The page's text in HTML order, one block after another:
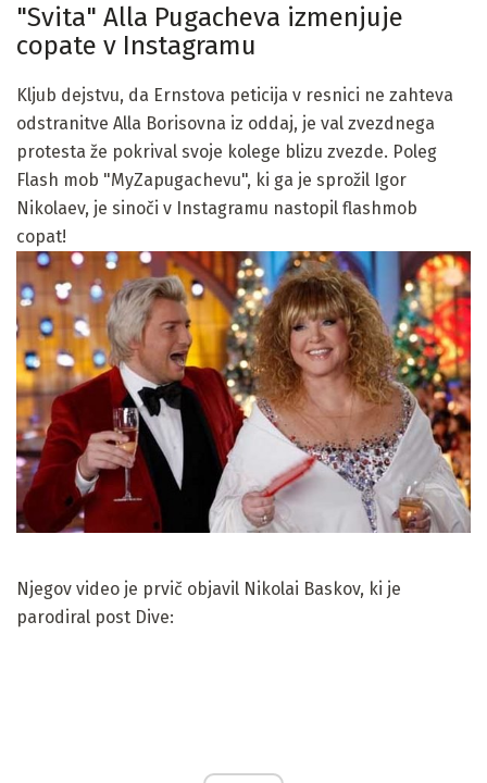
"Svita" Alla Pugacheva izmenjuje
copate v Instagramu
Kljub dejstvu, da Ernstova peticija v resnici ne zahteva
odstranitve Alla Borisovna iz oddaj, je val zvezdnega
protesta že pokrival svoje kolege blizu zvezde. Poleg
Flash mob "MyZapugachevu", ki ga je sprožil Igor
Nikolaev, je sinoči v Instagramu nastopil flashmob
copat!
Njegov video je prvič objavil Nikolai Baskov, ki je
parodiral post Dive: